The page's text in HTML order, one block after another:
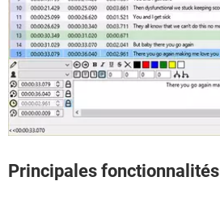
Principales fonctionnalités